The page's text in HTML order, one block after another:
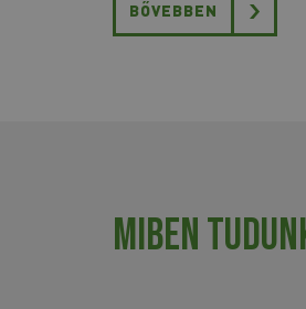
BŐVEBBEN
Miben